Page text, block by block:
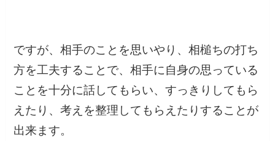
ですが、相手のことを思いやり、相槌ちの打ち
方を工夫することで、相手に自身の思っている
ことを十分に話してもらい、すっきりしてもら
えたり、考えを整理してもらえたりすることが
出来ます。